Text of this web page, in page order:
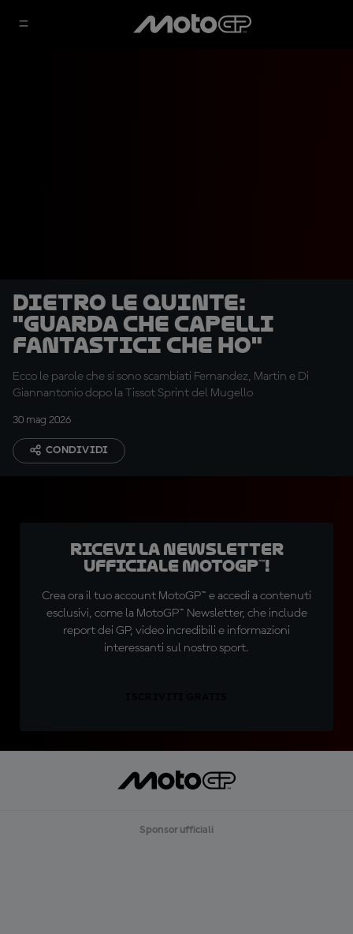
DIETRO LE QUINTE:
"Guarda che capelli
fantastici che ho"
Ecco le parole che si sono scambiati Fernandez, Martin e Di
Giannantonio dopo la Tissot Sprint del Mugello
30 mag 2026
CONDIVIDI
Ricevi la newsletter
ufficiale MotoGP™!
Crea ora il tuo account MotoGP™ e accedi a contenuti
esclusivi, come la MotoGP™ Newsletter, che include
report dei GP, video incredibili e informazioni
interessanti sul nostro sport.
Sponsor ufficiali